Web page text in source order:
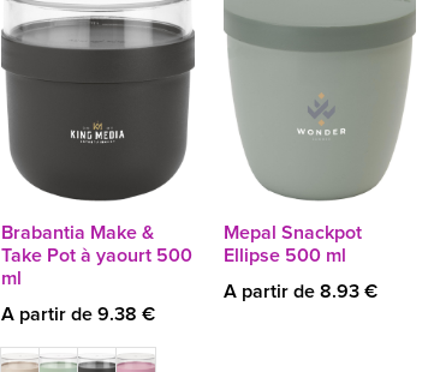
Brabantia Make &
Take Pot à yaourt 500
ml
A partir de 9.38 €
Mepal Snackpot
Ellipse 500 ml
A partir de 8.93 €